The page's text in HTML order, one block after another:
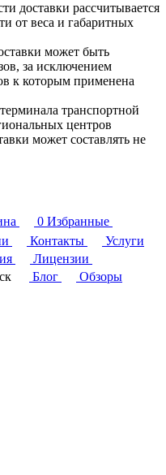
доставки рассчитывается
от веса и габаритных
может быть
за исключением
к которым применена
транспортной
центров
может составлять не
0 Избранные
Контакты
Услуги
Лицензии
Блог
Обзоры